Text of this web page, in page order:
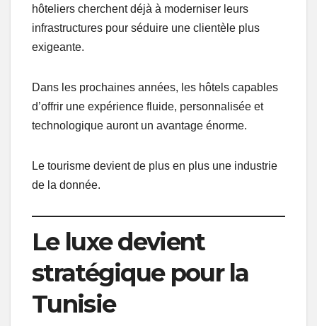
hôteliers cherchent déjà à moderniser leurs
infrastructures pour séduire une clientèle plus
exigeante.
Dans les prochaines années, les hôtels capables
d’offrir une expérience fluide, personnalisée et
technologique auront un avantage énorme.
Le tourisme devient de plus en plus une industrie
de la donnée.
Le luxe devient
stratégique pour la
Tunisie